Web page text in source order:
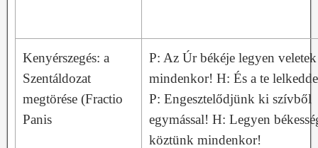
Kenyérszegés: a
Szentáldozat
megtörése (Fractio
Panis
P: Az Úr békéje legyen veletek
mindenkor! H: És a te
P: Engesztelődjünk ki szívből
egymással! H: Legyen
köztünk mindenkor!